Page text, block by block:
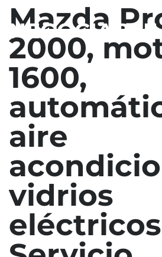
NEGOCIABLE
Mazda
2000,
1600,
aire
vidrios